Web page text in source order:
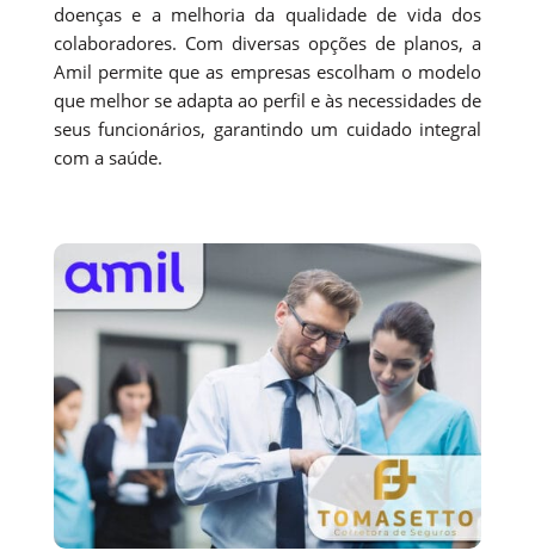
doenças e a melhoria da qualidade de vida dos
colaboradores. Com diversas opções de planos, a
Amil permite que as empresas escolham o modelo
que melhor se adapta ao perfil e às necessidades de
seus funcionários, garantindo um cuidado integral
com a saúde.